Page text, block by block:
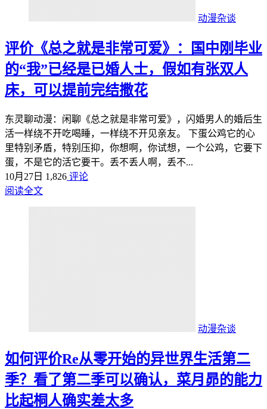
动漫杂谈
评价《总之就是非常可爱》：国中刚毕业
的“我”已经是已婚人士，假如有张双人
床，可以提前完结撒花
东灵聊动漫：闲聊《总之就是非常可爱》，闪婚男人的婚后生
活一样绕不开吃喝睡，一样绕不开见亲友。 下蛋公鸡它的心
里特别矛盾，特别压抑，你想啊，你试想，一个公鸡，它要下
蛋，不是它的活它要干。丢不丢人啊，丢不...
10月27日 1,826 评论
阅读全文
动漫杂谈
如何评价Re从零开始的异世界生活第二
季？看了第二季可以确认，菜月昴的能力
比起桐人确实差太多